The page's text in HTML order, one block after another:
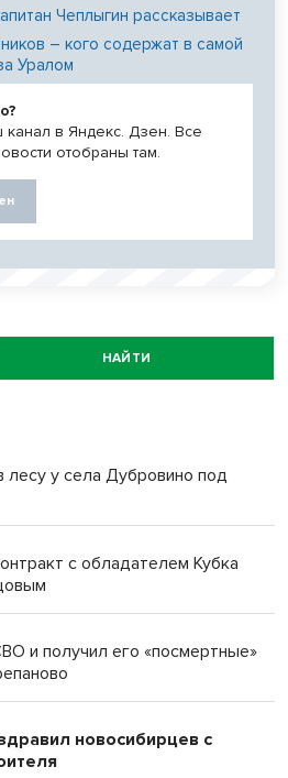
Чеплыгин рассказывает
– кого содержат в самой
Уралом
в Яндекс. Дзен. Все
отобраны там.
НАЙТИ
лесу у села Дубровино под
с обладателем Кубка
и получил его «посмертные»
новосибирцев с